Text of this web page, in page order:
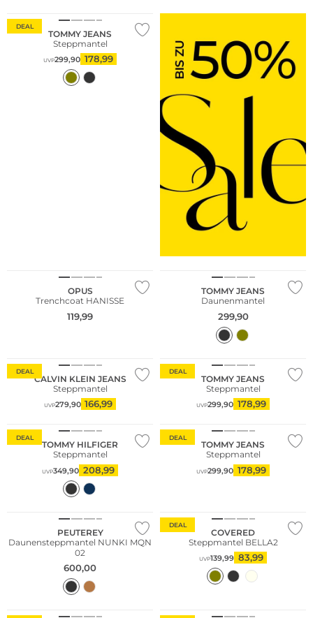
DEAL
TOMMY JEANS
Steppmantel
UVP299,90 178,99
OPUS
Trenchcoat HANISSE
119,99
TOMMY JEANS
Daunenmantel
299,90
DEAL
CALVIN KLEIN JEANS
Steppmantel
UVP279,90 166,99
DEAL
TOMMY JEANS
Steppmantel
UVP299,90 178,99
DEAL
TOMMY HILFIGER
Steppmantel
UVP349,90 208,99
DEAL
TOMMY JEANS
Steppmantel
UVP299,90 178,99
PEUTEREY
Daunensteppmantel NUNKI MQN
02
600,00
DEAL
COVERED
Steppmantel BELLA2
UVP139,99 83,99